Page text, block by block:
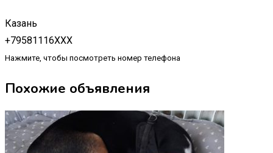
Казань
+79581116XXX
Нажмите, чтобы посмотреть номер телефона
Похожие объявления